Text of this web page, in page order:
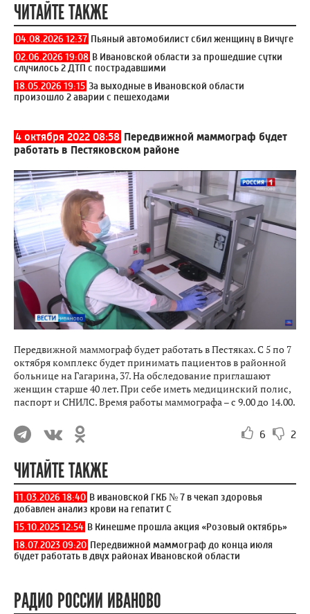
ЧИТАЙТЕ ТАКЖЕ
04.08.2026 12:37 Пьяный автомобилист сбил женщину в Вичуге
02.06.2026 19:08 В Ивановской области за прошедшие сутки
случилось 2 ДТП с пострадавшими
18.05.2026 19:15 За выходные в Ивановской области
произошло 2 аварии с пешеходами
4 октября 2022 08:58 Передвижной маммограф будет
работать в Пестяковском районе
Передвижной маммограф будет работать в Пестяках. С 5 по 7
октября комплекс будет принимать пациентов в районной
больнице на Гагарина, 37. На обследование приглашают
женщин старше 40 лет. При себе иметь медицинский полис,
паспорт и СНИЛС. Время работы маммографа – с 9.00 до 14.00.
6 2
ЧИТАЙТЕ ТАКЖЕ
11.03.2026 18:40 В ивановской ГКБ № 7 в чекап здоровья
добавлен анализ крови на гепатит С
15.10.2025 12:54 В Кинешме прошла акция «Розовый октябрь»
18.07.2023 09:20 Передвижной маммограф до конца июля
будет работать в двух районах Ивановской области
РАДИО РОССИИ ИВАНОВО